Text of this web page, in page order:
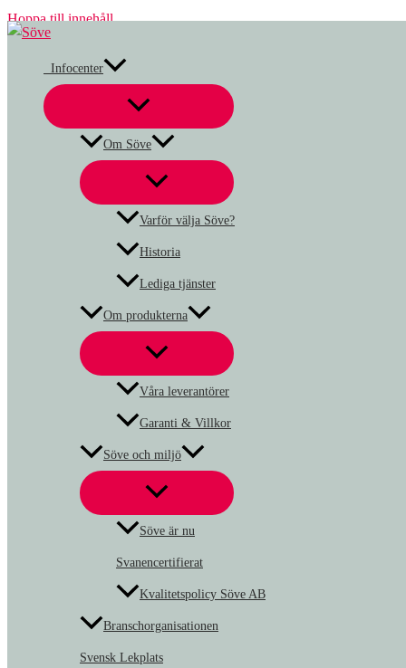
Hoppa till innehåll
Infocenter
Om Söve
Varför välja Söve?
Historia
Lediga tjänster
Om produkterna
Våra leverantörer
Garanti & Villkor
Söve och miljö
Söve är nu
Svanencertifierat
Kvalitetspolicy Söve AB
Branschorganisationen
Svensk Lekplats